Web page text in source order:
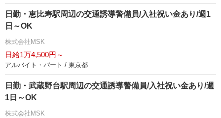
日勤・恵比寿駅周辺の交通誘導警備員/入社祝い金あり/週1
日～OK
株式会社MSK
日給1万4,500円～
アルバイト・パート / 東京都
日勤・武蔵野台駅周辺の交通誘導警備員/入社祝い金あり/週
1日～OK
株式会社MSK